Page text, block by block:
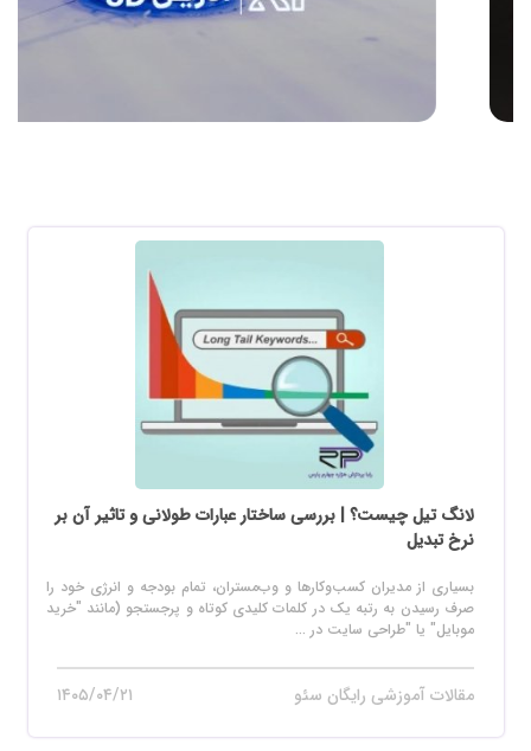
لانگ تیل چیست؟ | بررسی ساختار عبارات طولانی و تاثیر آن بر
نرخ تبدیل
بسیاری از مدیران کسب‌وکارها و وب‌مستران، تمام بودجه و انرژی خود را
صرف رسیدن به رتبه یک در کلمات کلیدی کوتاه و پرجستجو (مانند "خرید
موبایل" یا "طراحی سایت در ...
مقالات آموزشی رایگان سئو ۱۴۰۵/۰۴/۲۱